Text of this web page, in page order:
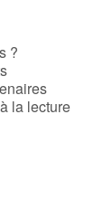
?
la lecture